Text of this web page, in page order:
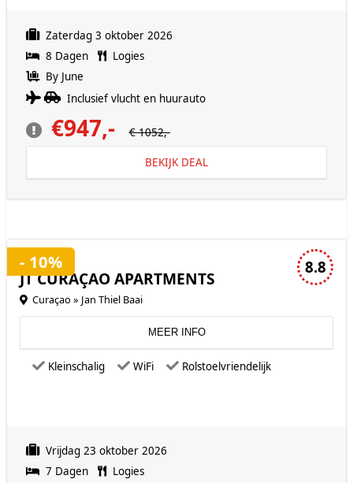
Zaterdag 3 oktober 2026
8 Dagen
Logies
By June
Inclusief vlucht en huurauto
€947,- € 1052,-
BEKIJK DEAL
8.8
3 sterren accommodatie
JT CURAÇAO APARTMENTS
Curaçao » Jan Thiel Baai
MEER INFO
Kleinschalig WiFi Rolstoelvriendelijk
Vrijdag 23 oktober 2026
7 Dagen
Logies
- 10%